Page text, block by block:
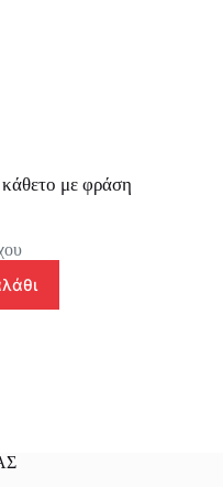
με φράση